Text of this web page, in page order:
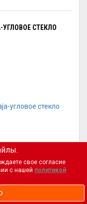
УГЛОВОЕ СТЕКЛО
свое согласие
с нашей политикой